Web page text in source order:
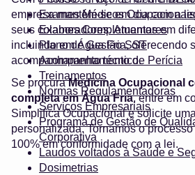
Exames Médicos Ocupacionais
Exames Complementares
Plano de Gestão SST
Acompanhamento de Perícia
Treinamentos
Normas Regulamentadoras
Serviços Empresariais
Programa de Gestão de
Corporativa
Laudos voltados à Saúde e
Dosimetrias
empresa mantém-se em dia com a
seus colaboradores. Atuamos em
incluindo em Água Fria, oferecendo
acompanhamento técnico.
Se procuraMedicina Ocupacional
completa em Água Fria, entre em
Simplifica Ocupacional e solicite
personalizada. Tornamos o
100% em conformidade com a lei.